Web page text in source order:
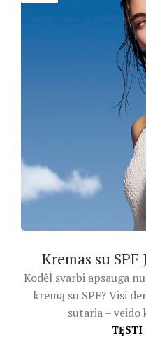
Kremas su
Kodėl svarbi apsauga
kremą su SPF? Visi
sutaria – veido
TĘSTI